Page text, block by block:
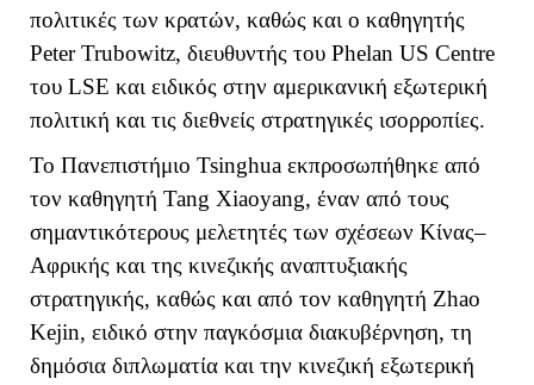
πολιτικές των κρατών, καθώς και ο καθηγητής
Peter Trubowitz, διευθυντής του Phelan US Centre
του LSE και ειδικός στην αμερικανική εξωτερική
πολιτική και τις διεθνείς στρατηγικές ισορροπίες.
Το Πανεπιστήμιο Tsinghua εκπροσωπήθηκε από
τον καθηγητή Tang Xiaoyang, έναν από τους
σημαντικότερους μελετητές των σχέσεων Κίνας–
Αφρικής και της κινεζικής αναπτυξιακής
στρατηγικής, καθώς και από τον καθηγητή Zhao
Kejin, ειδικό στην παγκόσμια διακυβέρνηση, τη
δημόσια διπλωματία και την κινεζική εξωτερική